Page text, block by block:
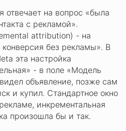
отвечает на вопрос «была
с рекламой».
attribution) - на
без рекламы». В
эта настройка
- в поле «Модель
объявление, позже сам
и купил. Стандартное окно
инкрементальная
произошла бы и так.